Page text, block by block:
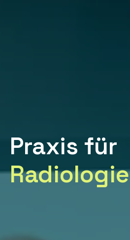
Praxis für
Radiologie